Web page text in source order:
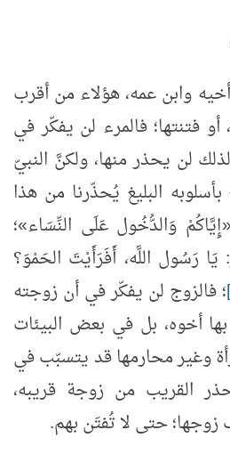
وابن عمه، هؤلاء من أقرب
أو فتنتها؛ فالمرء لن يفكّر في
لن يحذر منها، ولكنَّ النبيّ
البليغ يُحذّرنا من هذا
وَالدُّخُول عَلَى النِّسَاء»؛
رَسُول اللَّه، أَفَرَأَيْتَ الحَمْوَ؟
؛ فالزوج لن يفكّر في أن زوجته
أخوه، بل في بعض البيئات
وغير محارمها قد يتسبّب في
القريب من زوجة قريبه،
زوجها؛ حتى لا تُفتَن بهم.